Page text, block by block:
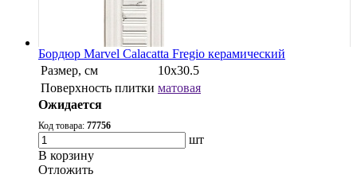
Бордюр Marvel Calacatta Fregio керамический
Размер, см
10x30.5
Поверхность плитки матовая
Ожидается
Код товара: 77756
шт
В корзину
Oтложить